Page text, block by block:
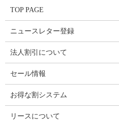
TOP PAGE
ニュースレター登録
法人割引について
セール情報
お得な割システム
リースについて